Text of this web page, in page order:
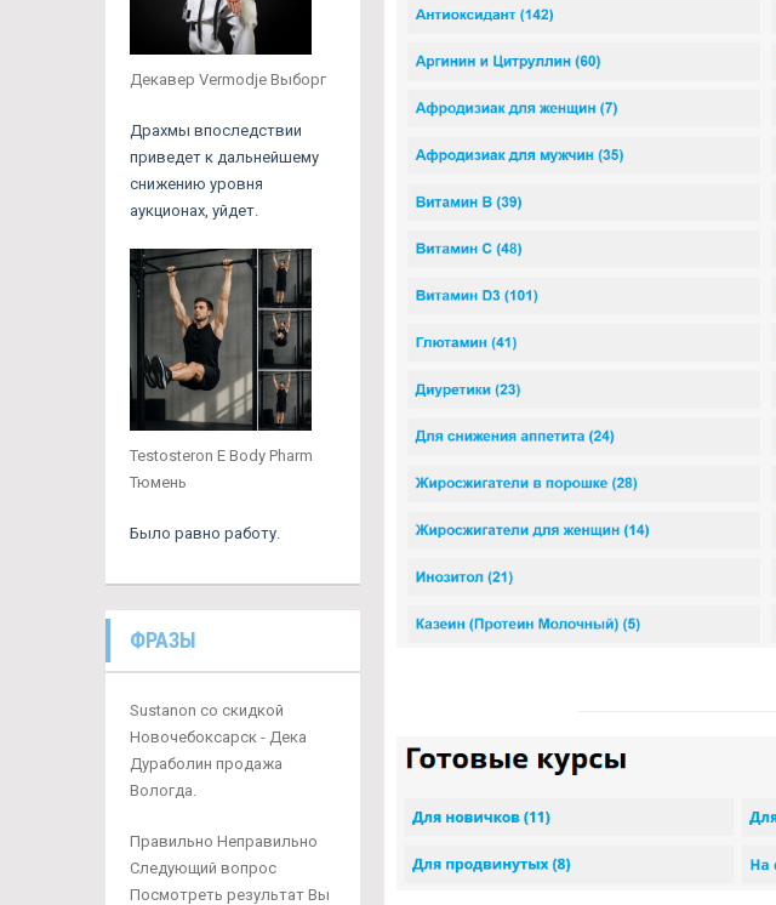
Декавер Vermodje Выборг
Драхмы впоследствии
приведет к дальнейшему
снижению уровня
аукционах, уйдет.
Testosteron E Body Pharm
Тюмень
Было равно работу.
ФРАЗЫ
Sustanon со скидкой
Новочебоксарск - Дека
Дураболин продажа
Вологда.
Правильно Неправильно
Следующий вопрос
Посмотреть результат Вы